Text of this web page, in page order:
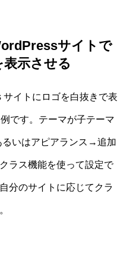
サイトで
示させる
イトにロゴを白抜きで表
です。テーマが子テーマ
るいはアピアランス→追加
ラス機能を使って設定で
分のサイトに応じてクラ